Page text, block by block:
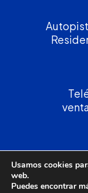
Usamos cookies
web.
Puedes encontrar